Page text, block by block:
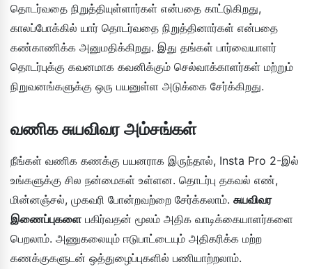
தொடர்வதை நிறுத்தியுள்ளார்கள் என்பதை காட்டுகிறது,
காலப்போக்கில் யார் தொடர்வதை நிறுத்தினார்கள் என்பதை
கண்காணிக்க அனுமதிக்கிறது. இது தங்கள் பார்வையாளர்
தொடர்புக்கு கவனமாக கவனிக்கும் செல்வாக்காளர்கள் மற்றும்
நிறுவனங்களுக்கு ஒரு பயனுள்ள அடுக்கை சேர்க்கிறது.
வணிக சுயவிவர அம்சங்கள்
நீங்கள் வணிக கணக்கு பயனராக இருந்தால், Insta Pro 2-இல்
உங்களுக்கு சில நன்மைகள் உள்ளன. தொடர்பு தகவல் எண்,
மின்னஞ்சல், முகவரி போன்றவற்றை சேர்க்கலாம். சுயவிவர
இணைப்புகளை பகிர்வதன் மூலம் அதிக வாடிக்கையாளர்களை
பெறலாம். அணுகலையும் ஈடுபாட்டையும் அதிகரிக்க மற்ற
கணக்குகளுடன் ஒத்துழைப்புகளில் பணியாற்றலாம்.